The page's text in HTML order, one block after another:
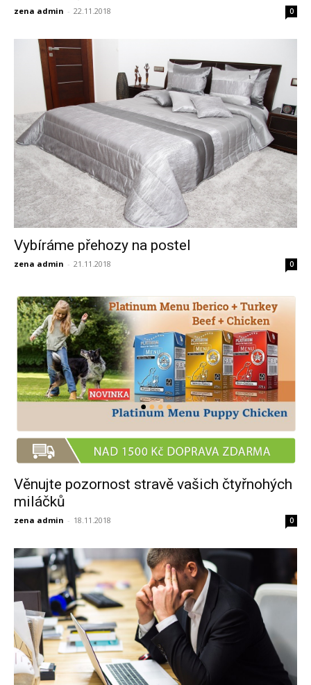
zena admin - 22.11.2018 0
Vybíráme přehozy na postel
zena admin - 21.11.2018 0
Věnujte pozornost stravě vašich čtyřnohých
miláčků
zena admin - 18.11.2018 0